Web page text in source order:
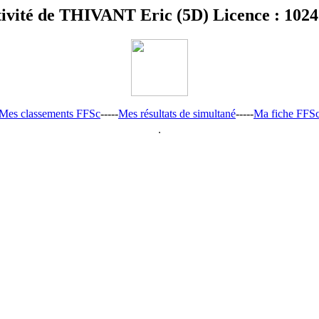
de THIVANT Eric (5D) Licence :
classements FFSc-----Mes résultats de simultané-----Ma fiche